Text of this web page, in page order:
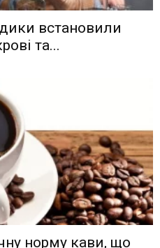
встановили
та...
норму кави, що